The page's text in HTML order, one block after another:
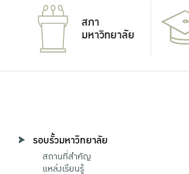
สภา
มหาวิทยาลัย
รอบรั้วมหาวิทยาลัย
สถานที่สำคัญ
แหล่งเรียนรู้